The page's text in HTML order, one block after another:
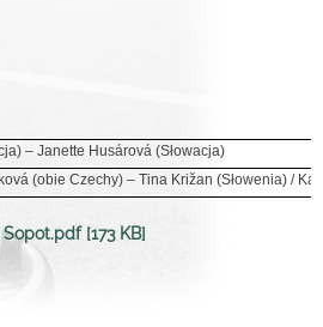
– Janette Husárová (Słowacja)
(obie Czechy) – Tina Križan (Słowenia) /
[173 KB]